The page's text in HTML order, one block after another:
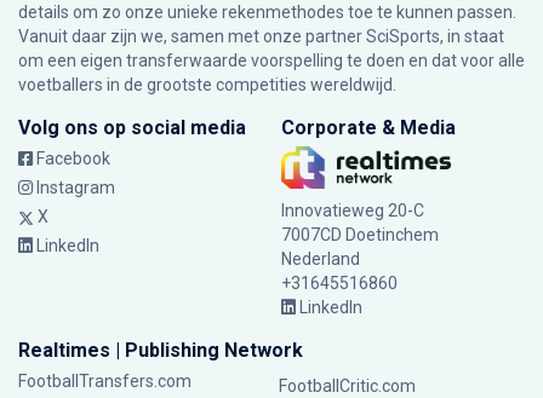
details om zo onze unieke rekenmethodes toe te kunnen passen.
Vanuit daar zijn we, samen met onze partner SciSports, in staat
om een eigen transferwaarde voorspelling te doen en dat voor alle
voetballers in de grootste competities wereldwijd.
Volg ons op social media
Facebook
Instagram
X
LinkedIn
Corporate & Media
Innovatieweg 20-C
7007CD Doetinchem
Nederland
+31645516860
LinkedIn
Realtimes | Publishing Network
FootballTransfers.com
FootballCritic.com